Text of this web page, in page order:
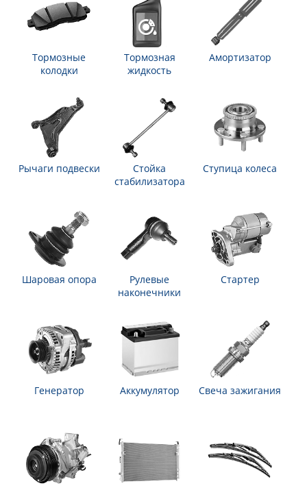
Тормозные
колодки
Тормозная
жидкость
Амортизатор
Рычаги подвески
Стойка
стабилизатора
Ступица колеса
Шаровая опора
Рулевые
наконечники
Стартер
Генератор Аккумулятор Свеча зажигания